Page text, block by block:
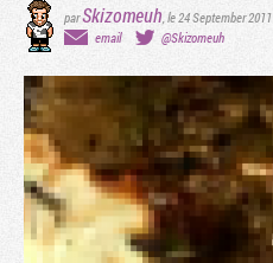
parSkizomeuh le 24 September 2011
email
@Skizomeuh